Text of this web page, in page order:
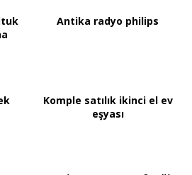
Antika radyo philips
Komple satılık ikinci el ev
eşyası